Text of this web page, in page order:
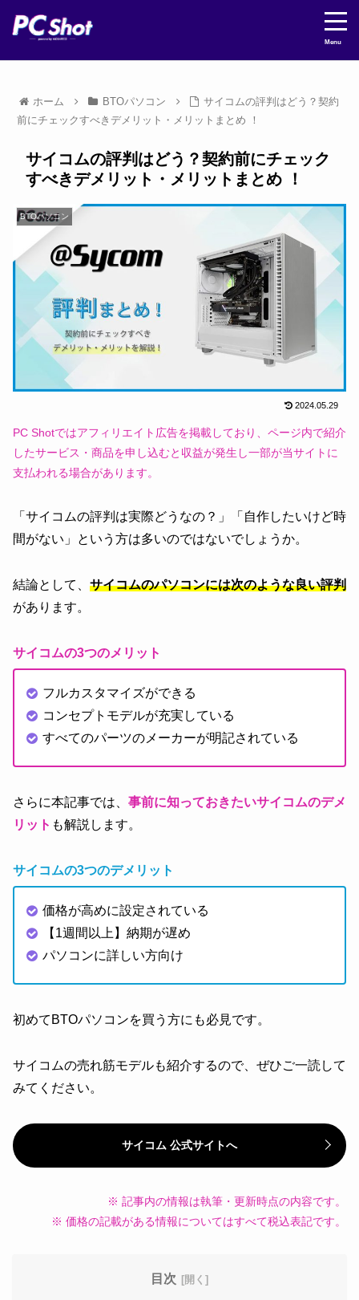
Menu
ホーム BTOパソコン
サイコムの評判はどう？契約
前にチェックすべきデメリット・メリットまとめ ！
サイコムの評判はどう？契約前にチェック
すべきデメリット・メリットまとめ ！
BTOパソコン
2024.05.29
PC Shotではアフィリエイト広告を掲載しており、ページ内で紹介
したサービス・商品を申し込むと収益が発生し一部が当サイトに
支払われる場合があります。
「サイコムの評判は実際どうなの？」「自作したいけど時
間がない」という方は多いのではないでしょうか。
結論として、 サイコムのパソコンには次のような良い評判
があります。
サイコムの3つのメリット
フルカスタマイズができる
コンセプトモデルが充実している
すべてのパーツのメーカーが明記されている
さらに本記事では、 事前に知っておきたいサイコムのデメ
リット も解説します。
サイコムの3つのデメリット
価格が高めに設定されている
【1週間以上】納期が遅め
パソコンに詳しい方向け
初めてBTOパソコンを買う方にも必見です。
サイコムの売れ筋モデルも紹介するので、ぜひご一読して
みてください。
サイコム 公式サイトへ
※ 記事内の情報は執筆・更新時点の内容です。
※ 価格の記載がある情報についてはすべて税込表記です。
目次